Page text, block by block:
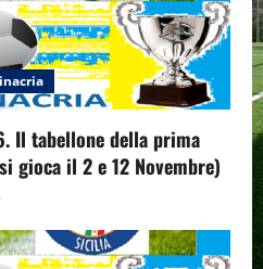
Il tabellone della prima
gioca il 2 e 12 Novembre)